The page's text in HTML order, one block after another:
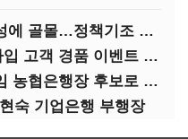
금융권, 우수 벤처기업 육성에 골몰…정책기조 부응·기술력 확보 차원
우리은행, 청약저축 신규가입 고객 경품 이벤트 실시
농협금융, 임추위 열고 신임 농협은행장 후보로 손병환 추천
숙 기업은행 부행장